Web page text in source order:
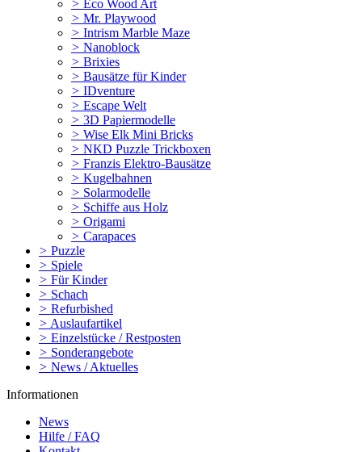
> Eco Wood Art
> Mr. Playwood
> Intrism Marble Maze
> Nanoblock
> Brixies
> Bausätze für Kinder
> IDventure
> Escape Welt
> 3D Papiermodelle
> Wise Elk Mini Bricks
> NKD Puzzle Trickboxen
> Franzis Elektro-Bausätze
> Kugelbahnen
> Solarmodelle
> Schiffe aus Holz
> Origami
> Carapaces
> Puzzle
> Spiele
> Für Kinder
> Schach
> Refurbished
> Auslaufartikel
> Einzelstücke / Restposten
> Sonderangebote
> News / Aktuelles
Informationen
News
Hilfe / FAQ